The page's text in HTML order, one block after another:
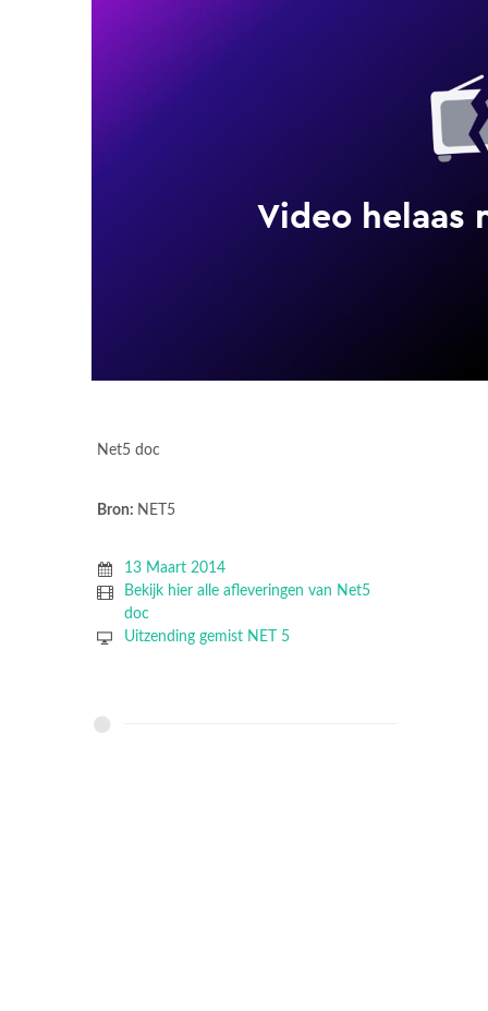
Net5 doc
Bron: NET5
13 Maart 2014
Bekijk hier alle afleveringen van Net5
doc
Uitzending gemist NET 5